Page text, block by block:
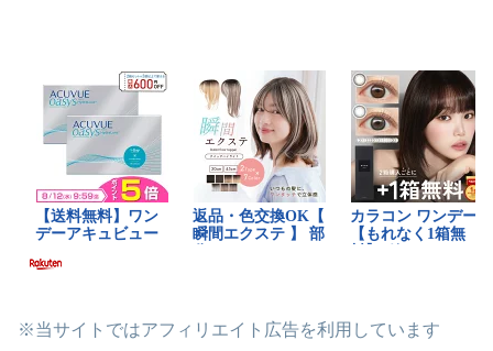
※当サイトではアフィリエイト広告を利用しています